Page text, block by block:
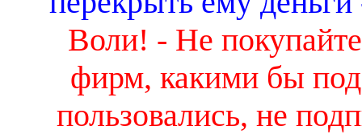
Воли! - Не
фирм, какими бы
пользовались, не